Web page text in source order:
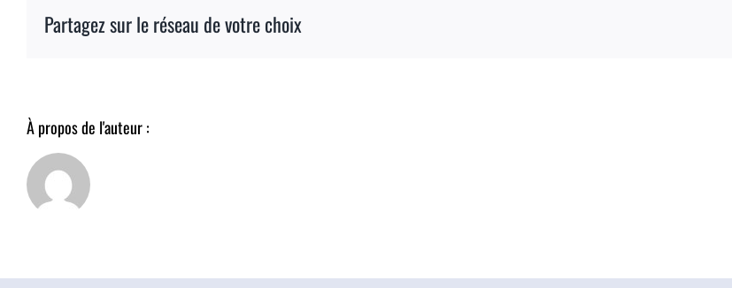
Partagez sur le réseau de votre choix
À propos de l'auteur :